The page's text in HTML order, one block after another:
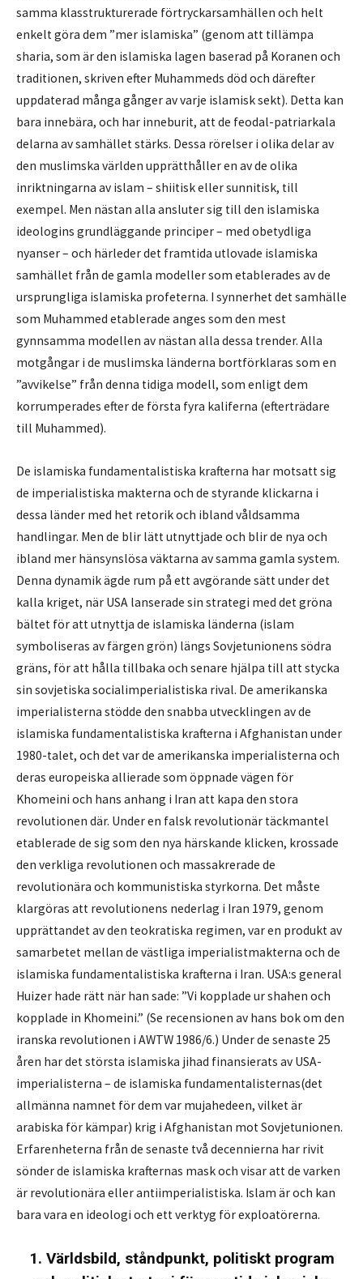
samma klasstrukturerade förtryckarsamhällen och helt
enkelt göra dem ”mer islamiska” (genom att tillämpa
sharia, som är den islamiska lagen baserad på Koranen och
traditionen, skriven efter Muhammeds död och därefter
uppdaterad många gånger av varje islamisk sekt). Detta kan
bara innebära, och har inneburit, att de feodal-patriarkala
delarna av samhället stärks. Dessa rörelser i olika delar av
den muslimska världen upprätthåller en av de olika
inriktningarna av islam – shiitisk eller sunnitisk, till
exempel. Men nästan alla ansluter sig till den islamiska
ideologins grundläggande principer – med obetydliga
nyanser – och härleder det framtida utlovade islamiska
samhället från de gamla modeller som etablerades av de
ursprungliga islamiska profeterna. I synnerhet det samhälle
som Muhammed etablerade anges som den mest
gynnsamma modellen av nästan alla dessa trender. Alla
motgångar i de muslimska länderna bortförklaras som en
”avvikelse” från denna tidiga modell, som enligt dem
korrumperades efter de första fyra kaliferna (efterträdare
till Muhammed).
De islamiska fundamentalistiska krafterna har motsatt sig
de imperialistiska makterna och de styrande klickarna i
dessa länder med het retorik och ibland våldsamma
handlingar. Men de blir lätt utnyttjade och blir de nya och
ibland mer hänsynslösa väktarna av samma gamla system.
Denna dynamik ägde rum på ett avgörande sätt under det
kalla kriget, när USA lanserade sin strategi med det gröna
bältet för att utnyttja de islamiska länderna (islam
symboliseras av färgen grön) längs Sovjetunionens södra
gräns, för att hålla tillbaka och senare hjälpa till att stycka
sin sovjetiska socialimperialistiska rival. De amerikanska
imperialisterna stödde den snabba utvecklingen av de
islamiska fundamentalistiska krafterna i Afghanistan under
1980-talet, och det var de amerikanska imperialisterna och
deras europeiska allierade som öppnade vägen för
Khomeini och hans anhang i Iran att kapa den stora
revolutionen där. Under en falsk revolutionär täckmantel
etablerade de sig som den nya härskande klicken, krossade
den verkliga revolutionen och massakrerade de
revolutionära och kommunistiska styrkorna. Det måste
klargöras att revolutionens nederlag i Iran 1979, genom
upprättandet av den teokratiska regimen, var en produkt av
samarbetet mellan de västliga imperialistmakterna och de
islamiska fundamentalistiska krafterna i Iran. USA:s general
Huizer hade rätt när han sade: ”Vi kopplade ur shahen och
kopplade in Khomeini.” (Se recensionen av hans bok om den
iranska revolutionen i AWTW 1986/6.) Under de senaste 25
åren har det största islamiska jihad finansierats av USA-
imperialisterna – de islamiska fundamentalisternas(det
allmänna namnet för dem var mujahedeen, vilket är
arabiska för kämpar) krig i Afghanistan mot Sovjetunionen.
Erfarenheterna från de senaste två decennierna har rivit
sönder de islamiska krafternas mask och visar att de varken
är revolutionära eller antiimperialistiska. Islam är och kan
bara vara en ideologi och ett verktyg för exploatörerna.
1. Världsbild, ståndpunkt, politiskt program